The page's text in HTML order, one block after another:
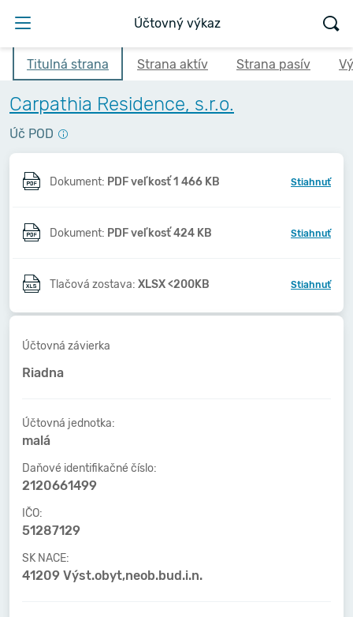
Účtovný výkaz
Titulná strana Strana aktív Strana pasív
Carpathia Residence, s.r.o.
Úč POD
Dokument: PDF veľkosť 1 466 KB Stiahnuť
Dokument: PDF veľkosť 424 KB Stiahnuť
Tlačová zostava: XLSX <200KB Stiahnuť
Účtovná závierka
Riadna
Účtovná jednotka:
malá
Daňové identifikačné číslo:
2120661499
IČO:
51287129
SK NACE:
41209 Výst.obyt,neob.bud.i.n.